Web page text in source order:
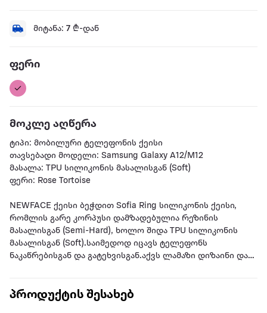
მიტანა: 7 ₾-დან
ფერი
მოკლე აღწერა
ტიპი: მობილური ტელეფონის ქეისი
თავსებადი მოდელი: Samsung Galaxy A12/M12
მასალა: TPU სილიკონის მასალისგან (Soft)
ფერი: Rose Tortoise
NEWFACE ქეისი ბეჭდით Sofia Ring სილიკონის ქეისი,
რომლის გარე კორპუსი დამზადებულია რეზინის
მასალისგან (Semi-Hard), ხოლო შიდა TPU სილიკონის
მასალისგან (Soft).საიმედოდ იცავს ტელეფონს
ნაკაწრებისგან და გატეხვისგან.აქვს ლამაზი დიზაინი და
დამზადებულია არა მავნე ნედლეულისგან.არ
პროდუქტის შესახებ